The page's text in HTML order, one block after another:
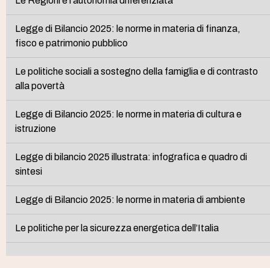
Legge di Bilancio 2025: le norme in materia di finanza,
fisco e patrimonio pubblico
Le politiche sociali a sostegno della famiglia e di contrasto
alla povertà
Legge di Bilancio 2025: le norme in materia di cultura e
istruzione
Legge di bilancio 2025 illustrata: infografica e quadro di
sintesi
Legge di Bilancio 2025: le norme in materia di ambiente
Le politiche per la sicurezza energetica dell’Italia